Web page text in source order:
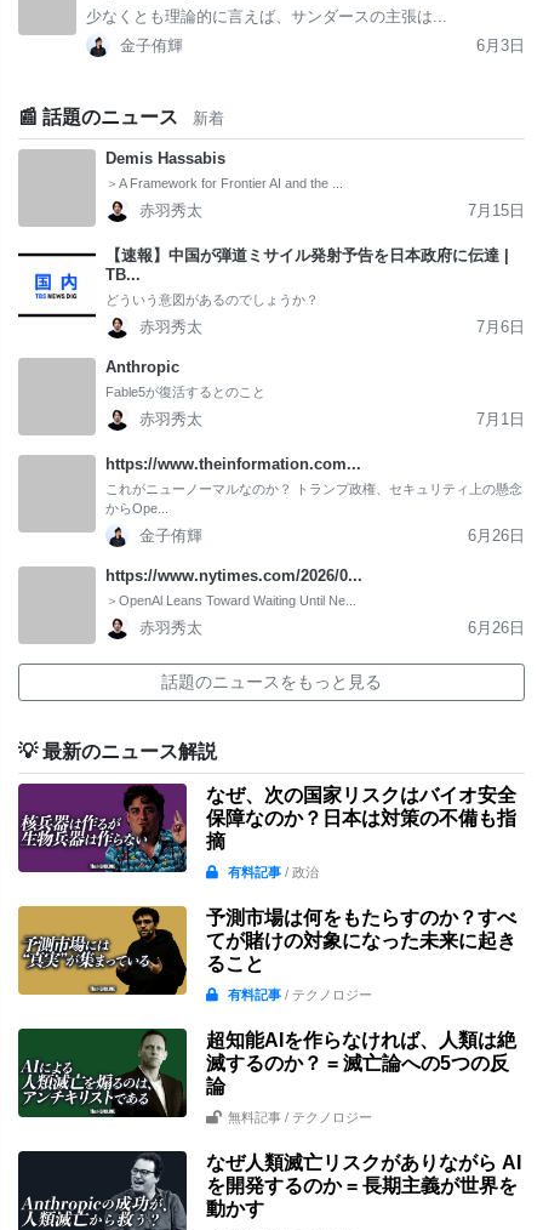
少なくとも理論的に言えば、サンダースの主張は...
金子侑輝
6月3日
📰 話題のニュース 新着
Demis Hassabis
＞A Framework for Frontier AI and the ...
赤羽秀太 7月15日
【速報】中国が弾道ミサイル発射予告を日本政府に伝達 |
TB...
どういう意図があるのでしょうか？
赤羽秀太 7月6日
Anthropic
Fable5が復活するとのこと
赤羽秀太 7月1日
https://www.theinformation.com...
これがニューノーマルなのか？ トランプ政権、セキュリティ上の懸念
からOpe...
金子侑輝 6月26日
https://www.nytimes.com/2026/0...
＞OpenAl Leans Toward Waiting Until Ne...
赤羽秀太 6月26日
話題のニュースをもっと見る
💡 最新のニュース解説
なぜ、次の国家リスクはバイオ安全
保障なのか？日本は対策の不備も指
摘
有料記事/ 政治
予測市場は何をもたらすのか？すべ
てが賭けの対象になった未来に起き
ること
有料記事/ テクノロジー
超知能AIを作らなければ、人類は絶
滅するのか？ = 滅亡論への5つの反
論
無料記事 / テクノロジー
なぜ人類滅亡リスクがありながら AI
を開発するのか = 長期主義が世界を
動かす